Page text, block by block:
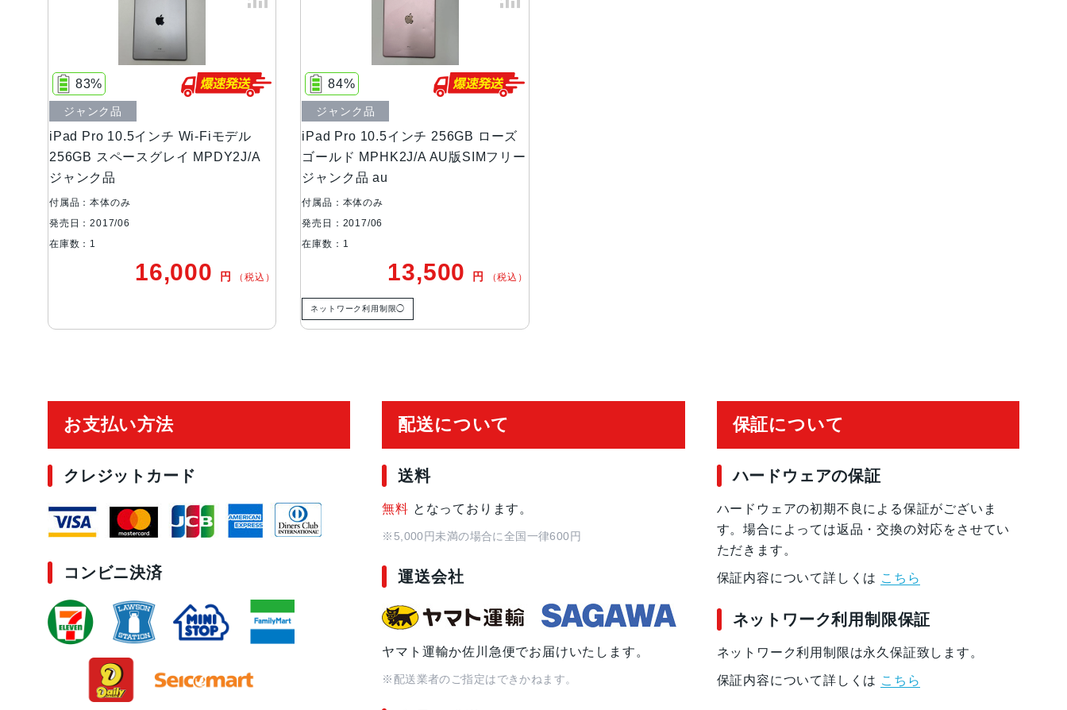
ProMotionテクノロジー
True Toneディスプレイ
バッテリー
RAM
ストレージ
セキュア認証
iPad Pro 10.5インチ Wi-Fiモデル
256GB スペースグレイ MPDY2J/A
ジャンク品
83%
ジャンク品
付属品：本体のみ
発売日：2017/06
在庫数：1
16,000 円 （税込）
iPad Pro 10.5インチ 256GB ローズ
ゴールド MPHK2J/A AU版SIMフリー
ジャンク品 au
84%
ジャンク品
付属品：本体のみ
発売日：2017/06
在庫数：1
13,500 円 （税込）
ネットワーク利用制限◯
お支払い方法
クレジットカード
コンビニ決済
配送について
送料
無料 となっております。
※5,000円未満の場合に全国一律600円
運送会社
ヤマト運輸か佐川急便でお届けいたします。
※配送業者のご指定はできかねます。
保証について
ハードウェアの保証
ハードウェアの初期不良による保証がございま
す。場合によっては返品・交換の対応をさせてい
ただきます。
保証内容について詳しくは こちら
ネットワーク利用制限保証
ネットワーク利用制限は永久保証致します。
保証内容について詳しくは こちら